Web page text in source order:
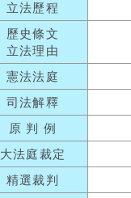
立法歷程
歷史條文
立法理由
憲法法庭
司法解釋
原 判 例
大法庭裁定
精選裁判